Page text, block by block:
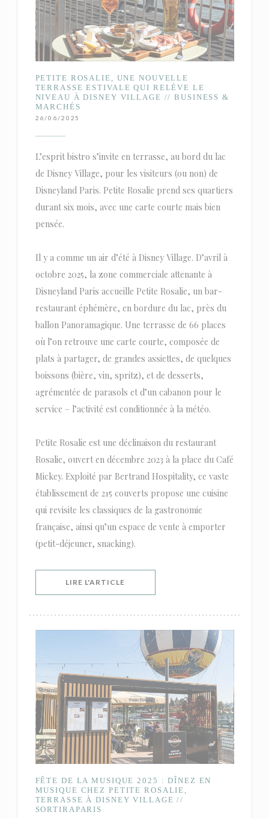
PETITE ROSALIE, UNE NOUVELLE
TERRASSE ESTIVALE QUI RELÈVE LE
NIVEAU À DISNEY VILLAGE // BUSINESS &
MARCHÉS
26/06/2025
L’esprit bistro s’invite en terrasse, au bord du lac
de Disney Village, pour les visiteurs (ou non) de
Disneyland Paris. Petite Rosalie prend ses quartiers
durant six mois, avec une carte courte mais bien
pensée.
Il y a comme un air d’été à Disney Village. D’avril à
octobre 2025, la zone commerciale attenante à
Disneyland Paris accueille Petite Rosalie, un bar-
restaurant éphémère, en bordure du lac, près du
ballon Panoramagique. Une terrasse de 66 places
où l’on retrouve une carte courte, composée de
plats à partager, de grandes assiettes, de quelques
boissons (bière, vin, spritz), et de desserts,
agrémentée de parasols et d’un cabanon pour le
service – l’activité est conditionnée à la météo.
Petite Rosalie est une déclinaison du restaurant
Rosalie, ouvert en décembre 2023 à la place du Café
Mickey. Exploité par Bertrand Hospitality, ce vaste
établissement de 215 couverts propose une cuisine
qui revisite les classiques de la gastronomie
française, ainsi qu’un espace de vente à emporter
(petit-déjeuner, snacking).
LIRE L'ARTICLE
FÊTE DE LA MUSIQUE 2025 : DÎNEZ EN
MUSIQUE CHEZ PETITE ROSALIE,
TERRASSE À DISNEY VILLAGE //
SORTIRAPARIS